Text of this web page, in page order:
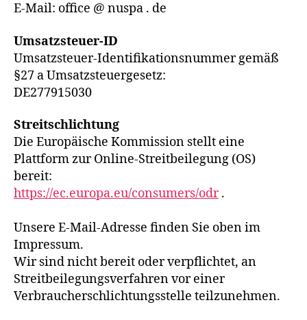
E-Mail: office @ nuspa . de
Umsatzsteuer-ID
Umsatzsteuer-Identifikationsnummer gemäß
§27 a Umsatzsteuergesetz:
DE277915030
Streitschlichtung
Die Europäische Kommission stellt eine
Plattform zur Online-Streitbeilegung (OS)
bereit:
https://ec.europa.eu/consumers/odr.
Unsere E-Mail-Adresse finden Sie oben im
Impressum.
Wir sind nicht bereit oder verpflichtet, an
Streitbeilegungsverfahren vor einer
Verbraucherschlichtungsstelle teilzunehmen.